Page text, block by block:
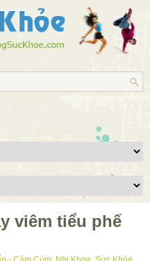
viêm tiểu phế